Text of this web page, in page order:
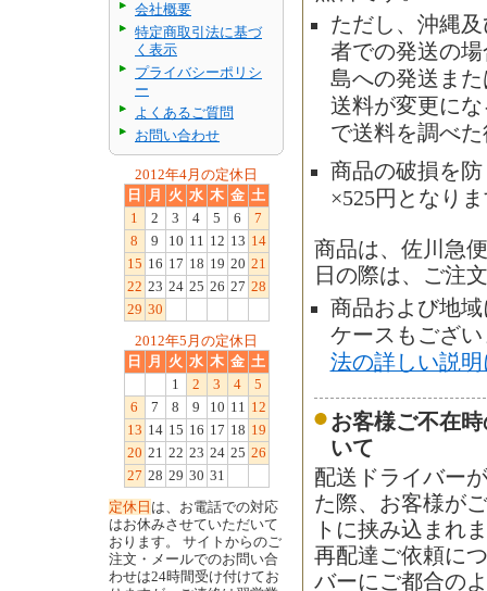
会社概要
特定商取引法に基づ
く表示
プライバシーポリシ
ー
よくあるご質問
お問い合わせ
2012年4月の定休日
日
月 火 水 木 金 土
1
2 3 4 5 6
7
8
9 10 11 12 13 14
15 16 17 18 19 20 21
22 23 24 25 26 27 28
29 30
2012年5月の定休日
日
月 火 水 木 金 土
1
2 3 4
5
6
7 8 9 10 11 12
13 14 15 16 17 18 19
20 21 22 23 24 25 26
27 28 29 30 31
定休日 は、お電話での対応
はお休みさせていただいて
おります。 サイトからのご
注文・メールでのお問い合
わせは24時間受け付けてお
ただし、沖縄
者での発送の
島への発送ま
送料が変更に
で送料を調べ
商品の破損を
×525円となり
商品は、佐川急
日の際は、ご注
商品および地
ケースもござ
法の詳しい説
お客様ご不在
いて
配送ドライバー
た際、お客様が
トに挟み込まれ
再配達ご依頼に
バーにご都合の